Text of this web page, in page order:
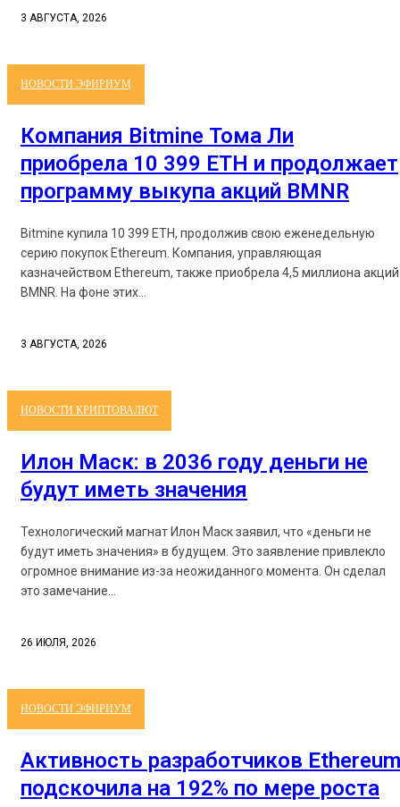
3 АВГУСТА, 2026
НОВОСТИ ЭФИРИУМ
Компания Bitmine Тома Ли
приобрела 10 399 ETH и продолжает
программу выкупа акций BMNR
Bitmine купила 10 399 ETH, продолжив свою еженедельную
серию покупок Ethereum. Компания, управляющая
казначейством Ethereum, также приобрела 4,5 миллиона акций
BMNR. На фоне этих...
3 АВГУСТА, 2026
НОВОСТИ КРИПТОВАЛЮТ
Илон Маск: в 2036 году деньги не
будут иметь значения
Технологический магнат Илон Маск заявил, что «деньги не
будут иметь значения» в будущем. Это заявление привлекло
огромное внимание из-за неожиданного момента. Он сделал
это замечание...
26 ИЮЛЯ, 2026
НОВОСТИ ЭФИРИУМ
Активность разработчиков Ethereum
подскочила на 192% по мере роста